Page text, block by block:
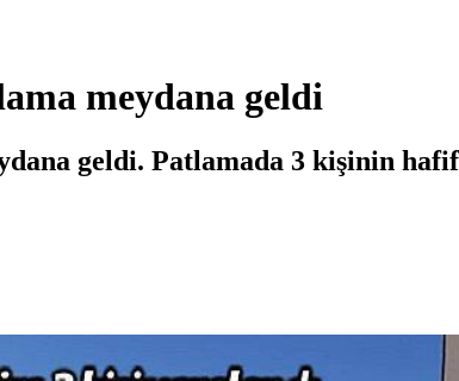
meydana geldi
geldi. Patlamada 3 kişinin